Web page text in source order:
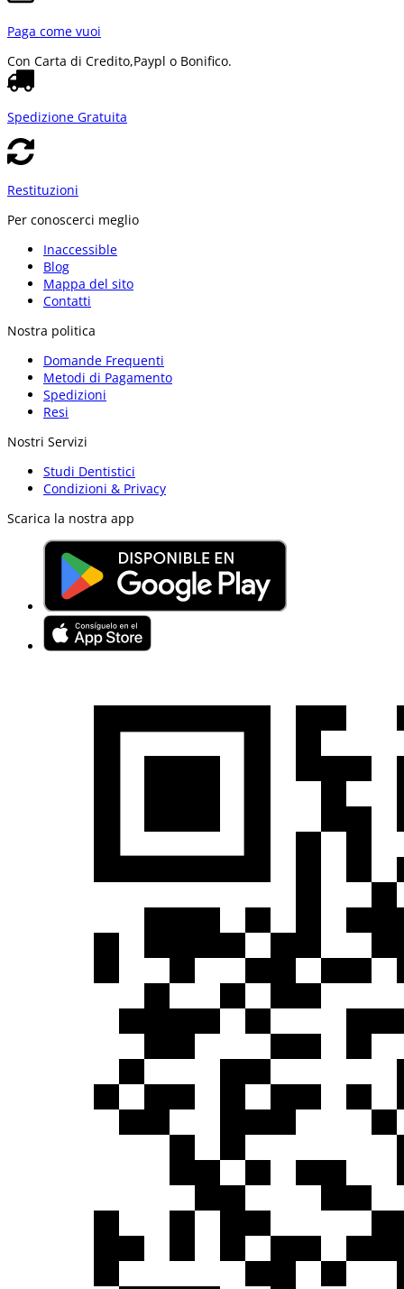
Paga come vuoi
Con Carta di Credito,Paypl o Bonifico.
Spedizione Gratuita
Restituzioni
Per conoscerci meglio
Inaccessible
Blog
Mappa del sito
Contatti
Nostra politica
Domande Frequenti
Metodi di Pagamento
Spedizioni
Resi
Nostri Servizi
Studi Dentistici
Condizioni & Privacy
Scarica la nostra app